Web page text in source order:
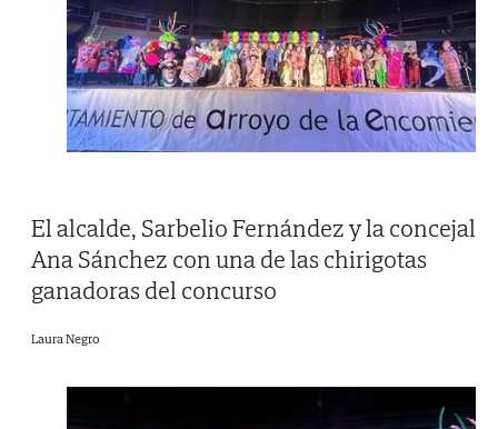
El alcalde, Sarbelio Fernández y la concejal
Ana Sánchez con una de las chirigotas
ganadoras del concurso
Laura Negro